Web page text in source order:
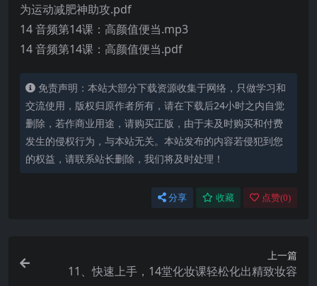
为运动减肥神助攻.pdf
14 音频第14课：高颜值便当.mp3
14 音频第14课：高颜值便当.pdf
免责声明：本站大部分下载资源收集于网络，只做学习和
交流使用，版权归原作者所有，请在下载后24小时之内自觉
删除，若作商业用途，请购买正版，由于未及时购买和付费
发生的侵权行为，与本站无关。本站发布的内容若侵犯到您
的权益，请联系站长删除，我们将及时处理！
分享 收藏 点赞(0)
上一篇
11、快速上手，14堂化妆课轻松化出精致妆容